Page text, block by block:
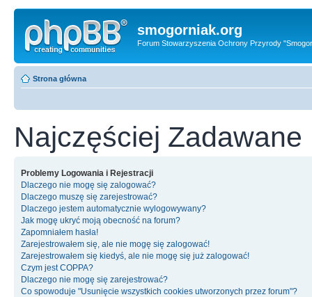
smogorniak.org
Forum Stowarzyszenia Ochrony Przyrody
Strona główna
Najczęściej Zadawane
Problemy Logowania i Rejestracji
Dlaczego nie mogę się zalogować?
Dlaczego muszę się zarejestrować?
Dlaczego jestem automatycznie wylogowywany?
Jak mogę ukryć moją obecność na forum?
Zapomniałem hasła!
Zarejestrowałem się, ale nie mogę się zalogować!
Zarejestrowałem się kiedyś, ale nie mogę się już zalogować!
Czym jest COPPA?
Dlaczego nie mogę się zarejestrować?
Co spowoduje "Usunięcie wszystkich cookies utworzonych przez forum"?